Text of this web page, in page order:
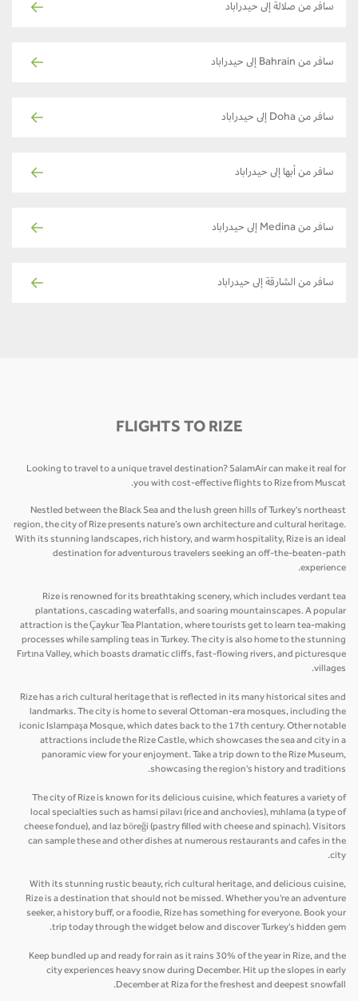
سافر من صلالة إلى حيدراباد
سافر من Bahrain إلى حيدراباد
سافر من Doha إلى حيدراباد
سافر من أبها إلى حيدراباد
سافر من Medina إلى حيدراباد
سافر من الشارقة إلى حيدراباد
FLIGHTS TO RIZE
Looking to travel to a unique travel destination? SalamAir can make it real for
you with cost-effective flights to Rize from Muscat.
Nestled between the Black Sea and the lush green hills of Turkey's northeast
region, the city of Rize presents nature’s own architecture and cultural heritage.
With its stunning landscapes, rich history, and warm hospitality, Rize is an ideal
destination for adventurous travelers seeking an off-the-beaten-path
experience.
Rize is renowned for its breathtaking scenery, which includes verdant tea
plantations, cascading waterfalls, and soaring mountainscapes. A popular
attraction is the Çaykur Tea Plantation, where tourists get to learn tea-making
processes while sampling teas in Turkey. The city is also home to the stunning
Fırtına Valley, which boasts dramatic cliffs, fast-flowing rivers, and picturesque
villages.
Rize has a rich cultural heritage that is reflected in its many historical sites and
landmarks. The city is home to several Ottoman-era mosques, including the
iconic Islampaşa Mosque, which dates back to the 17th century. Other notable
attractions include the Rize Castle, which showcases the sea and city in a
panoramic view for your enjoyment. Take a trip down to the Rize Museum,
showcasing the region's history and traditions.
The city of Rize is known for its delicious cuisine, which features a variety of
local specialties such as hamsi pilavı (rice and anchovies), mıhlama (a type of
cheese fondue), and laz böreği (pastry filled with cheese and spinach). Visitors
can sample these and other dishes at numerous restaurants and cafes in the
city.
With its stunning rustic beauty, rich cultural heritage, and delicious cuisine,
Rize is a destination that should not be missed. Whether you're an adventure
seeker, a history buff, or a foodie, Rize has something for everyone. Book your
trip today through the widget below and discover Turkey's hidden gem.
Keep bundled up and ready for rain as it rains 30% of the year in Rize, and the
city experiences heavy snow during December. Hit up the slopes in early
December at Riza for the freshest and deepest snowfall.